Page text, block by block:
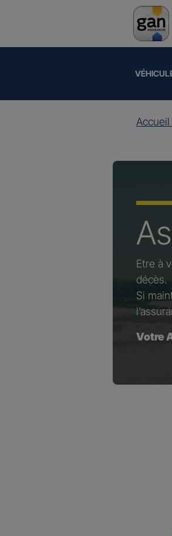
Accueil
Etre à
décès.
Si
Votre